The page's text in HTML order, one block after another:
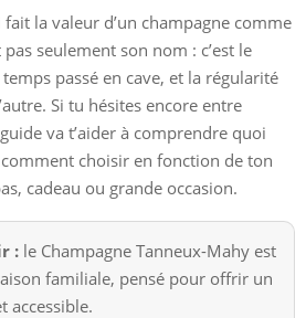
la valeur d’un champagne comme
seulement son nom : c’est le
passé en cave, et la régularité
Si tu hésites encore entre
va t’aider à comprendre quoi
choisir en fonction de ton
cadeau ou grande occasion.
: le Champagne Tanneux-Mahy est
familiale, pensé pour offrir un
accessible.